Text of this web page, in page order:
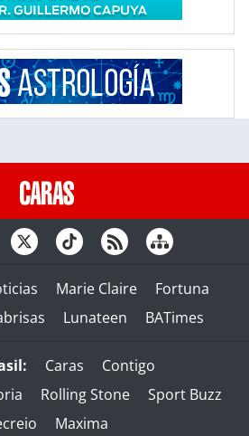
Marie Claire
Fortuna
Lunateen BATimes
Caras
Contigo
Rolling Stone
Sport Buzz
Maxima